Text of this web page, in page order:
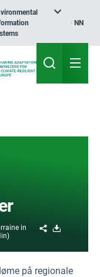
NN
in
Share
på regionale